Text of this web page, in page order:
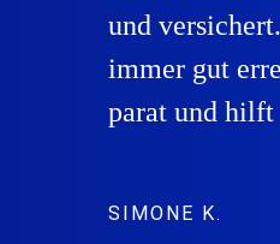
und
immer gut
parat und
SIMONE K.